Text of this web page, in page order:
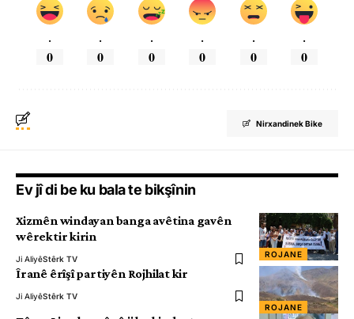
.
0
.
0
.
0
.
0
.
0
.
0
Nirxandinek Bike
Ev jî di be ku bala te bikşînin
ROJANE
Xizmên windayan banga avêtina gavên
wêrektir kirin
Ji AliyêStêrk TV
ROJANE
Îranê êrîşî partiyên Rojhilat kir
Ji AliyêStêrk TV